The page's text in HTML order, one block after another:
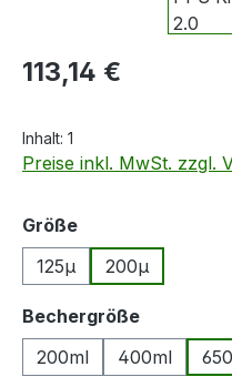
Regulärer Preis:
113,14 €
Inhalt: 1
Preise inkl. MwSt. zzgl.
Größeauswählen
125µ
200µ
Bechergrößeauswählen
200ml
400ml